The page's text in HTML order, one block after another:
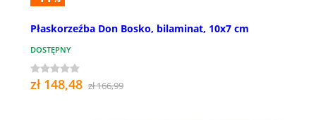
Płaskorzeźba Don Bosko, bilaminat, 10x7 cm
DOSTĘPNY
zł 148,48 zł 166,99